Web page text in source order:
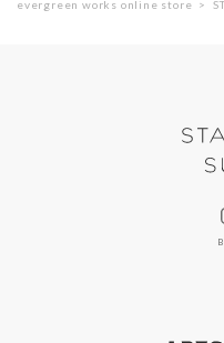
evergreen works online store